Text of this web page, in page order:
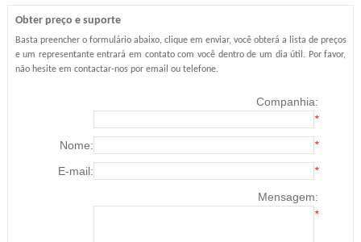
Obter preço e suporte
Basta preencher o formulário abaixo, clique em enviar, você obterá a lista de preços
e um representante entrará em contato com você dentro de um dia útil. Por favor,
não hesite em contactar-nos por email ou telefone.
Companhia:
*
Nome:
*
E-mail:
*
Mensagem:
*